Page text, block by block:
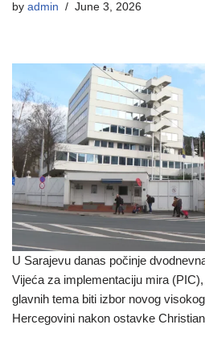
by admin June 3, 2026
U Sarajevu danas počinje
Vijeća za implementaciju mira
glavnih tema biti izbor novog
Hercegovini nakon ostavke